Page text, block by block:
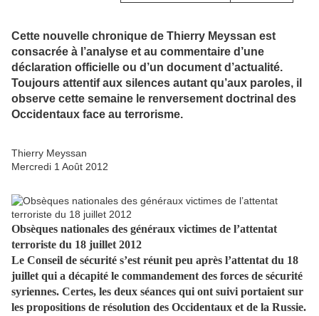
Cette nouvelle chronique de Thierry Meyssan est
consacrée à l’analyse et au commentaire d’une
déclaration officielle ou d’un document d’actualité.
Toujours attentif aux silences autant qu’aux paroles, il
observe cette semaine le renversement doctrinal des
Occidentaux face au terrorisme.
Thierry Meyssan
Mercredi 1 Août 2012
Obsèques nationales des généraux victimes de l’attentat
terroriste du 18 juillet 2012
Le Conseil de sécurité s’est réunit peu après l’attentat du 18
juillet qui a décapité le commandement des forces de sécurité
syriennes. Certes, les deux séances qui ont suivi portaient sur
les propositions de résolution des Occidentaux et de la Russie.